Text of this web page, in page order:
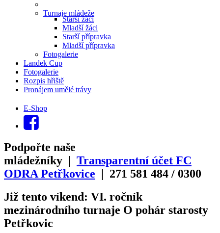
Turnaje mládeže
Starší žáci
Mladší žáci
Starší přípravka
Mladší přípravka
Fotogalerie
Landek Cup
Fotogalerie
Rozpis hřiště
Pronájem umělé trávy
E-Shop
Podpořte naše
mládežníky | Transparentní účet FC
ODRA Petřkovice | 271 581 484 / 0300
Již tento víkend: VI. ročník
mezinárodního turnaje O pohár starosty
Petřkovic